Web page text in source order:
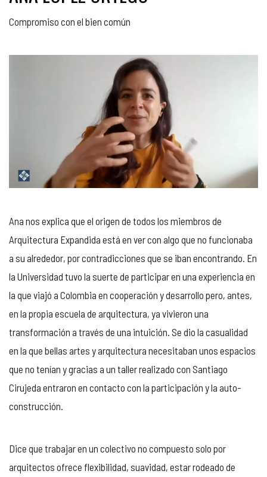
Compromiso con el bien común
Ana nos explica que el origen de todos los miembros de
Arquitectura Expandida está en ver con algo que no funcionaba
a su alrededor, por contradicciones que se iban encontrando. En
la Universidad tuvo la suerte de participar en una experiencia en
la que viajó a Colombia en cooperación y desarrollo pero, antes,
en la propia escuela de arquitectura, ya vivieron una
transformación a través de una intuición. Se dio la casualidad
en la que bellas artes y arquitectura necesitaban unos espacios
que no tenían y gracias a un taller realizado con Santiago
Cirujeda entraron en contacto con la participación y la auto-
construcción.
Dice que trabajar en un colectivo no compuesto solo por
arquitectos ofrece flexibilidad, suavidad, estar rodeado de